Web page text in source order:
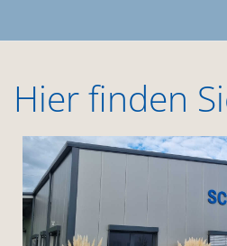
Hier finden